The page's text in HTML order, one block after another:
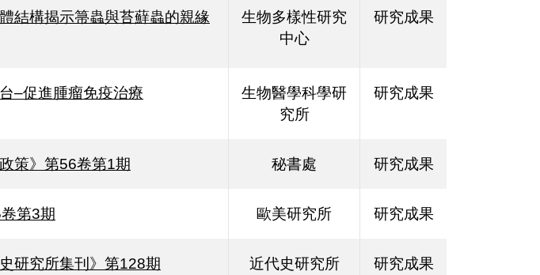
結構揭示箒蟲與苔蘚蟲的親緣
生物多樣性研究
中心
研究成果
–促進腫瘤免疫治療
生物醫學科學研
究所
研究成果
策》第56卷第1期 秘書處 研究成果
第3期 歐美研究所 研究成果
研究所集刊》第128期 近代史研究所 研究成果